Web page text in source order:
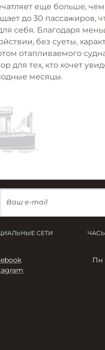
еще больше,
до 30 пассажиров,
себя. Благодаря
без суеты,
отапливаемого
тех, кто хочет
месяцы.
СЕТИ
Пн